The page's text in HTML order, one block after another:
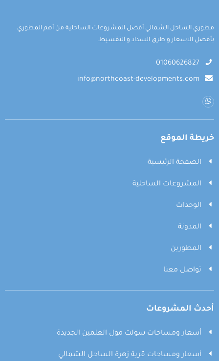
مطوري الساحل الشمالي أفضل المشروعات الساحلية من أهم المطوري
بأفضل الاسعار و طرق السداد و التقسيط.
01060626827
info@northcoast-developments.com
خريطة الموقع
الصفحة الرئيسية
المشروعات الساحلية
الوحدات
المدونة
المطورين
تواصل معنا
أحدث المشروعات
أسعار ومساحات سولت مول العلمين الجديدة
أسعار ومساحات قرية زهرة الساحل الشمالي